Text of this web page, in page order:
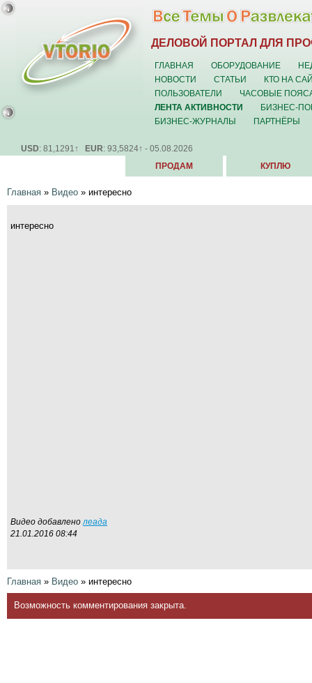
ДЕЛОВОЙ ПОРТАЛ ДЛЯ
ГЛАВНАЯ ОБОРУДОВАНИЕ
НОВОСТИ
СТАТЬИ
КТО НА
ПОЛЬЗОВАТЕЛИ
ЧАСОВЫЕ
ЛЕНТА АКТИВНОСТИ
БИЗНЕС-
БИЗНЕС-ЖУРНАЛЫ
ПАРТНЁРЫ
USD: 81,1291↑ EUR: 93,5824↑ - 05.08.2026
ПРОДАМ КУПЛЮ
Главная » Видео » интересно
интересно
Видео добавлено леада
21.01.2016 08:44
Главная » Видео » интересно
Возможность комментирования закрыта.